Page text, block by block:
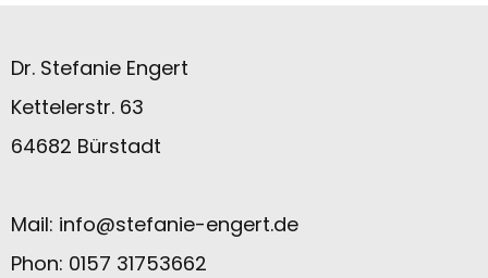
Dr. Stefanie Engert
Kettelerstr. 63
64682 Bürstadt
Mail: info@stefanie-engert.de
Phon: 0157 31753662